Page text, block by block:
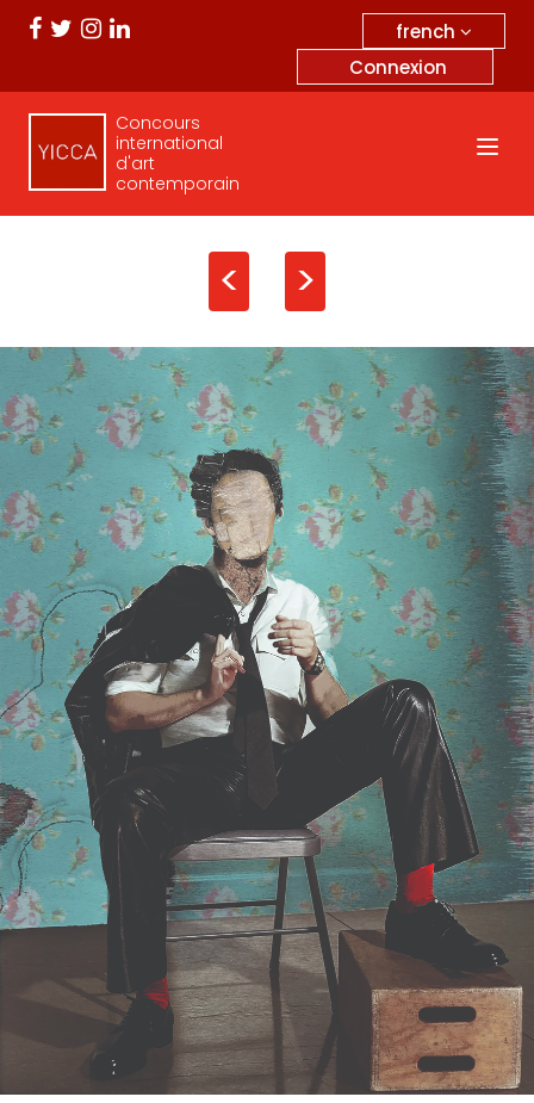
french
Connexion
Concours
international
d'art
contemporain
< >